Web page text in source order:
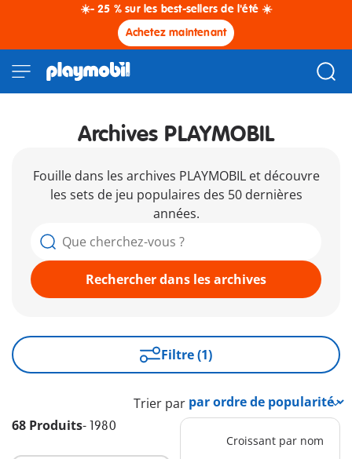
☀️- 25 % sur les best-sellers de l'été ☀️
Achetez maintenant
Archives PLAYMOBIL
Fouille dans les archives PLAYMOBIL et découvre
les sets de jeu populaires des 50 dernières
années.
Rechercher dans les archives
Filtre (1)
68 Produits- 1980
Trier par
Croissant par nom